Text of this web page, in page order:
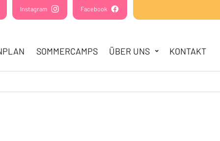
(Öffnet in einem neuen Tab oder Fenster)
Instagram (Öffnet in einem neuen Tab oder Fenster)
Facebook
SOMMERCAMPS ÜBER UNS KONTAKT